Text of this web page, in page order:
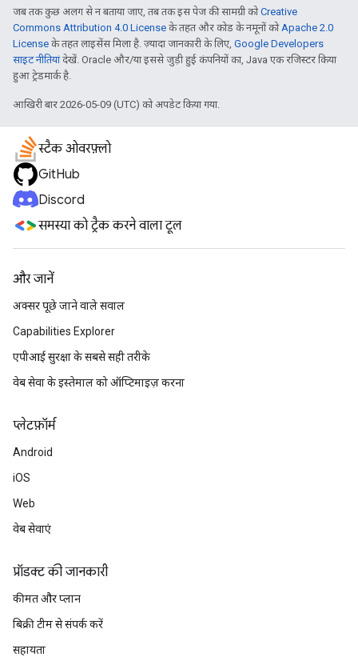
जब तक कुछ अलग से न बताया जाए, तब तक इस पेज की सामग्री कोCreative
Commons Attribution 4.0 License के तहत और कोड के नमूनों कोApache 2.0
License के तहत लाइसेंस मिला है. ज़्यादा जानकारी के लिए, Google Developers
साइट नीतियांदेखें. Oracle और/या इससे जुड़ी हुई कंपनियों का, Java एक रजिस्टर किया
हुआ ट्रेडमार्क है.
आखिरी बार 2026-05-09 (UTC) को अपडेट किया गया.
स्टैक ओवरफ़्लो
GitHub
Discord
समस्या को ट्रैक करने वाला टूल
और जानें
अक्सर पूछे जाने वाले सवाल
Capabilities Explorer
एपीआई सुरक्षा के सबसे सही तरीके
वेब सेवा के इस्तेमाल को ऑप्टिमाइज़ करना
प्‍लेटफ़ॉर्म
Android
iOS
Web
वेब सेवाएं
प्रॉडक्ट की जानकारी
कीमत और प्लान
बिक्री टीम से संपर्क करें
सहायता